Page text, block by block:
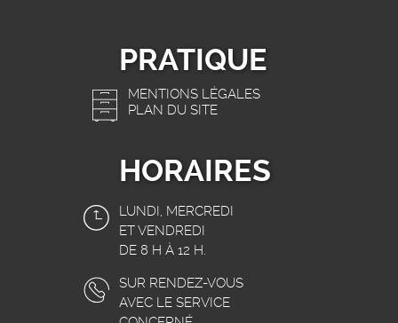
PRATIQUE
MENTIONS LÉGALES
PLAN DU SITE
HORAIRES
LUNDI, MERCREDI
ET VENDREDI
DE 8 H À 12 H.
SUR RENDEZ-VOUS
AVEC LE SERVICE